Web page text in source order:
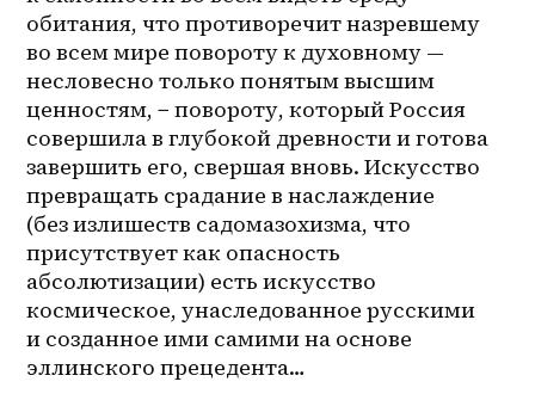
обитания, что противоречит назревшему
во всем мире повороту к духовному —
несловесно только понятым высшим
ценностям, − повороту, который Россия
совершила в глубокой древности и готова
завершить его, свершая вновь. Искусство
превращать срадание в наслаждение
(без излишеств садомазохизма, что
присутствует как опасность
абсолютизации) есть искусство
космическое, унаследованное русскими
и созданное ими самими на основе
эллинского прецедента…